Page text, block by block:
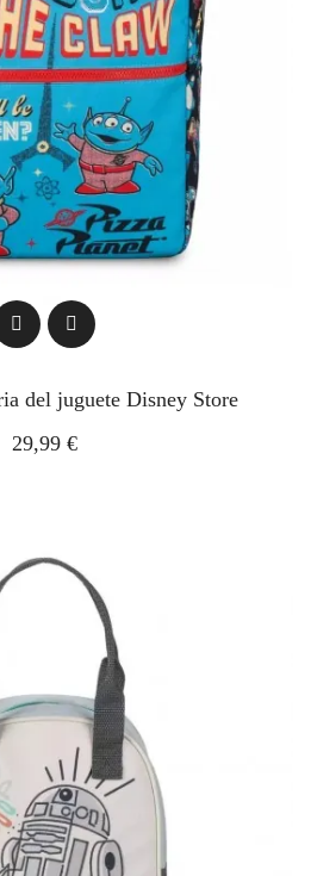
del juguete Disney Store
29,99 €